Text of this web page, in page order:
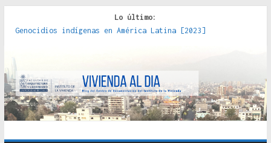
Lo último:
Genocidios indígenas en América Latina [2023]
políticas, prácticas y representaciones [2022]
crítica de las fronteras latinoamericanas [2020]
Criterios técnicos para una vivienda adecuada [2019]
Red de consultorios de la Caja del Seguro Obrero en
Santiago : un patrimonio emblemático [2014]